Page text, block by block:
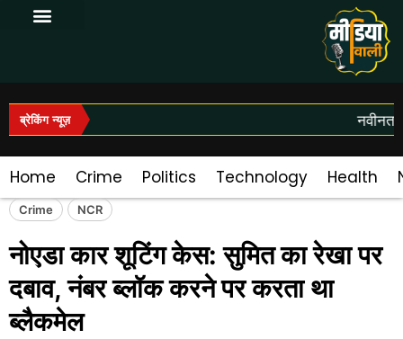
ब्रेकिंग न्यूज़
Home Crime Politics Technology Health
Crime NCR
नोएडा कार शूटिंग केस: सुमित का रेखा पर
दबाव, नंबर ब्लॉक करने पर करता था
ब्लैकमेल